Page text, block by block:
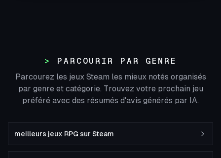
PARCOURIR PAR GENRE
Parcourez les jeux Steam les mieux notés organisés
par genre et catégorie. Trouvez votre prochain jeu
préféré avec des résumés d'avis générés par IA.
meilleurs jeux RPG sur Steam